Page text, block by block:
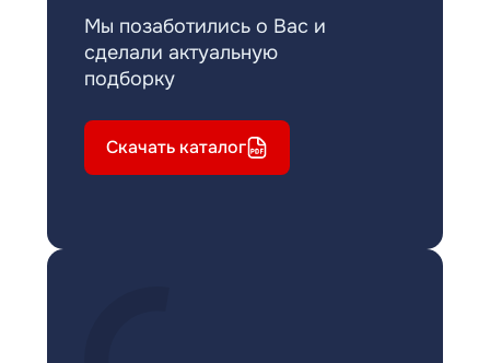
Мы позаботились о Вас и
сделали актуальную
подборку
Скачать каталог